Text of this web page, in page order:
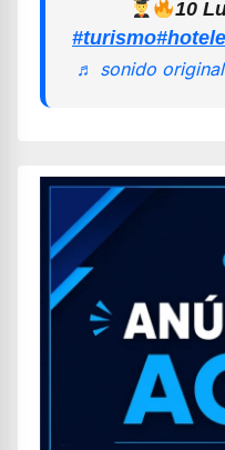
10
#turismo
♬ sonido